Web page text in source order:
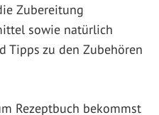
Zubereitung
sowie natürlich
Tipps zu den Zubehören
Rezeptbuch bekommst